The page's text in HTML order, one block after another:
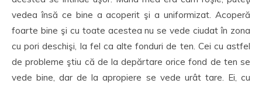
vedea însă ce bine a acoperit şi a uniformizat. Acoperă
foarte bine şi cu toate acestea nu se vede ciudat în zona
cu pori deschişi, la fel ca alte fonduri de ten. Cei cu astfel
de probleme ştiu că de la depărtare orice fond de ten se
vede bine, dar de la apropiere se vede urât tare. Ei, cu